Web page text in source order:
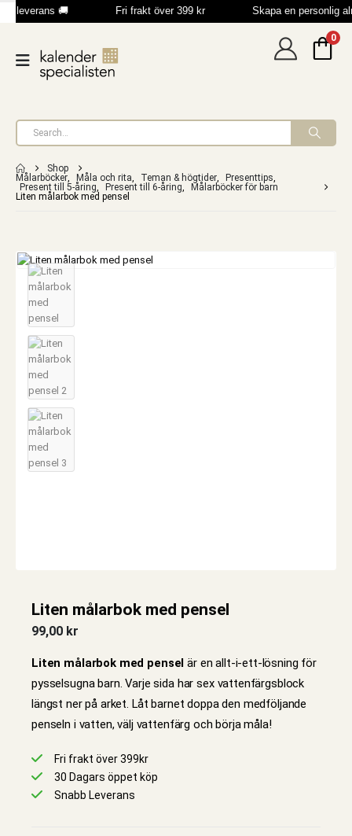
leverans 🚚 Fri frakt över 399 kr Skapa en personlig
0
Shop
Målarböcker, Måla och rita, Teman & högtider, Presenttips,
Present till 5-åring, Present till 6-åring,
Målarböcker för barn
Liten målarbok med pensel
Liten målarbok med pensel
99,00 kr
Liten målarbok med pensel är en allt-i-ett-lösning för
pysselsugna barn. Varje sida har sex vattenfärgsblock
längst ner på arket. Låt barnet doppa den medföljande
penseln i vatten, välj vattenfärg och börja måla!
Fri frakt över 399kr
30 Dagars öppet köp
Snabb Leverans